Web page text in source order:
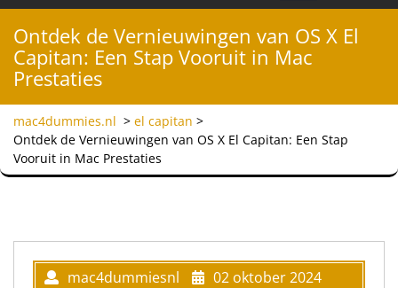
Ontdek de Vernieuwingen van OS X El
Capitan: Een Stap Vooruit in Mac
Prestaties
mac4dummies.nl > el capitan >
Ontdek de Vernieuwingen van OS X El Capitan: Een Stap
Vooruit in Mac Prestaties
mac4dummiesnl
02 oktober 2024